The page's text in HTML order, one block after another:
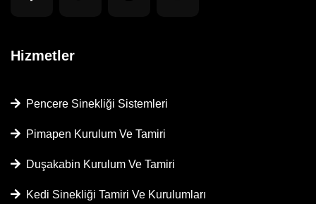
Hizmetler
Pencere Sinekliği Sistemleri
Pimapen Kurulum Ve Tamiri
Duşakabin Kurulum Ve Tamiri
Kedi Sinekliği Tamiri Ve Kurulumları